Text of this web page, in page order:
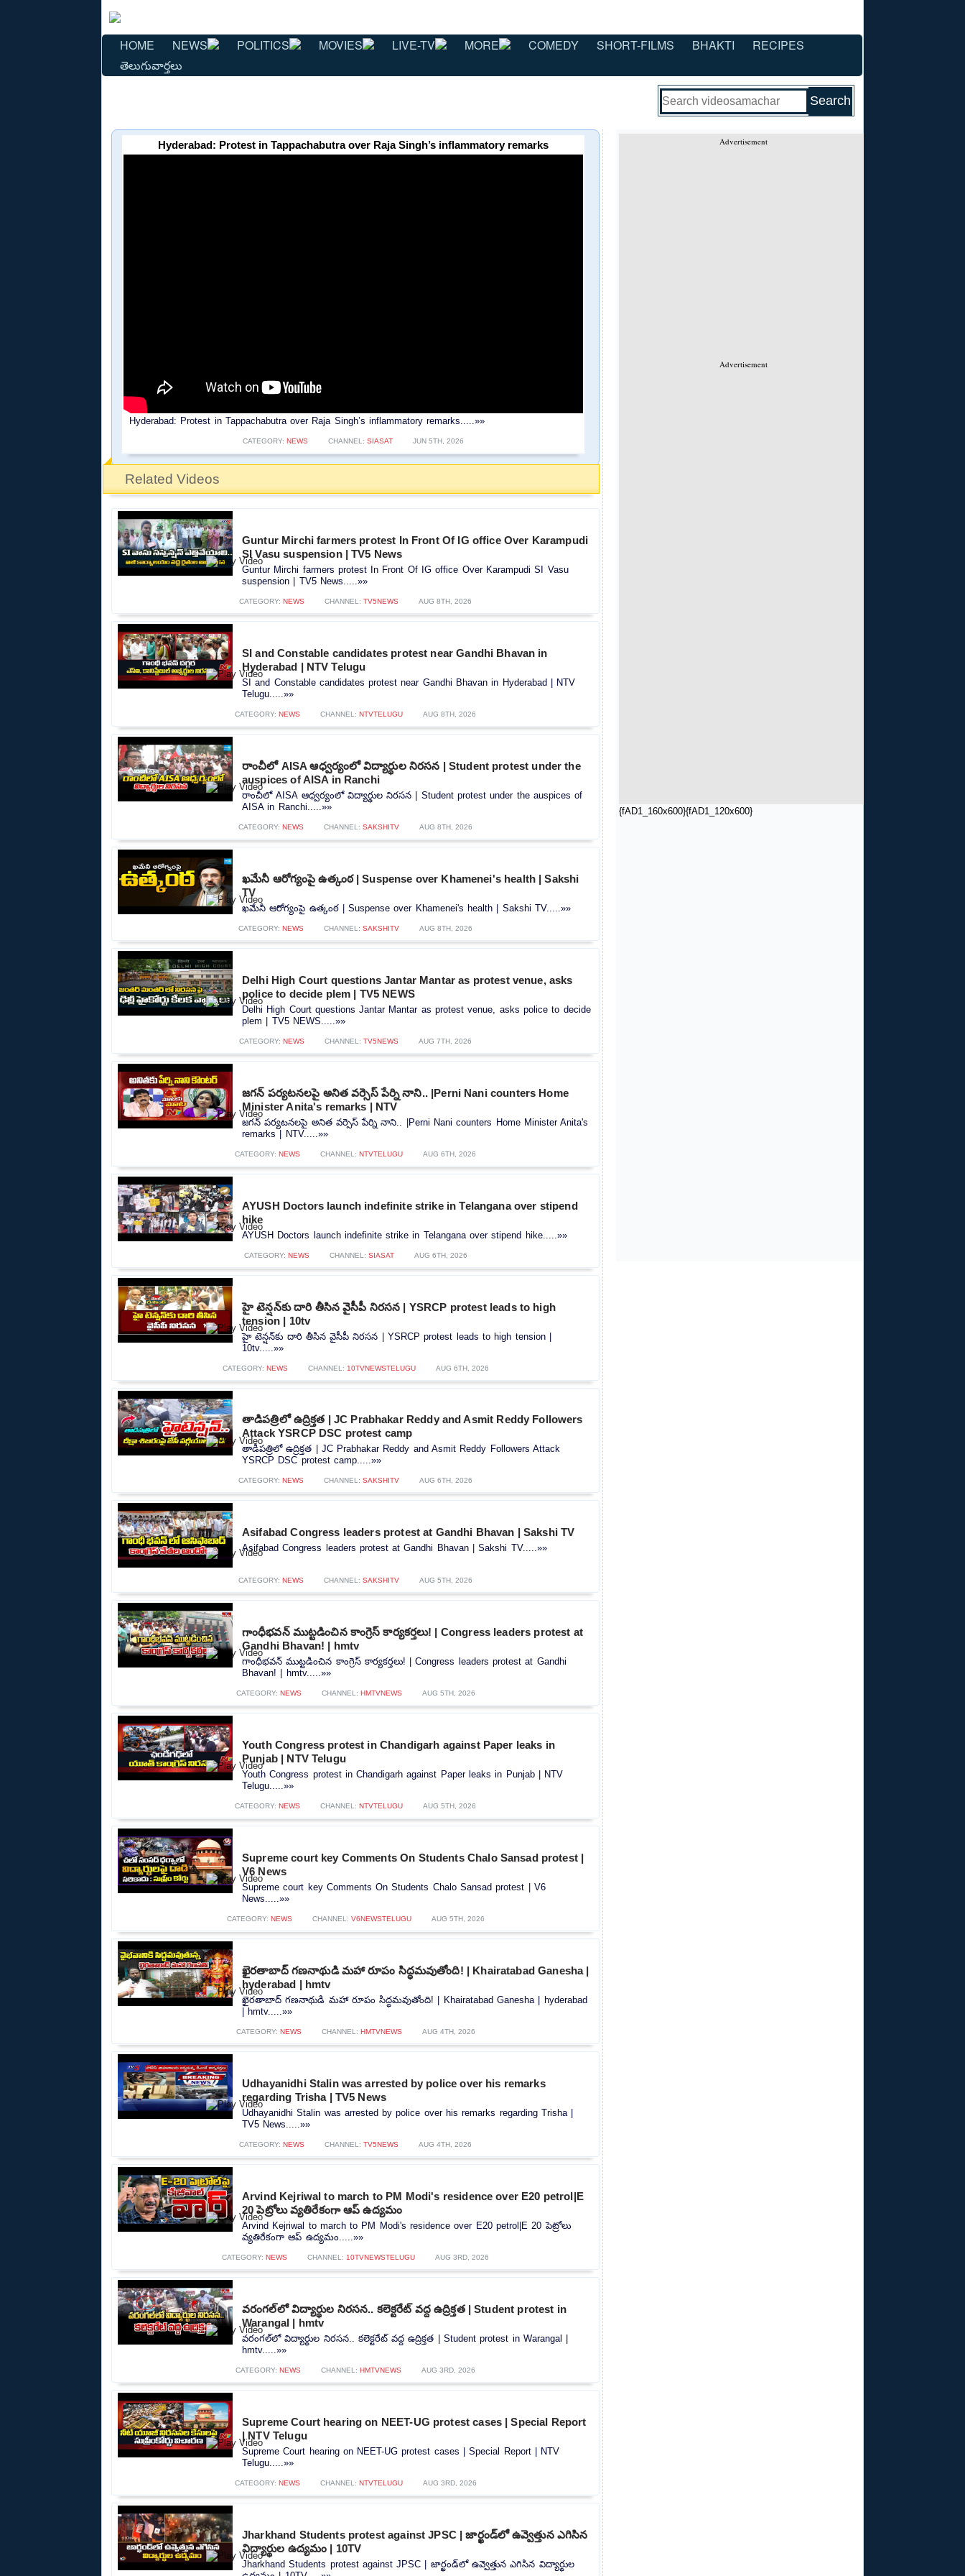
HOME NEWS POLITICS MOVIES LIVE-TV MORE COMEDY SHORT-FILMS BHAKTI
RECIPES
తెలుగువార్తలు
Advertisement
Advertisement
{fAD1_160x600}{fAD1_120x600}
Hyderabad: Protest in Tappachabutra over Raja Singh’s inflammatory remarks
Hyderabad: Protest in Tappachabutra over Raja Singh’s inflammatory remarks.....»»
CATEGORY: NEWS CHANNEL: SIASAT JUN 5TH, 2026
Related Videos
Guntur Mirchi farmers protest In Front Of IG office Over Karampudi
SI Vasu suspension | TV5 News
Guntur Mirchi farmers protest In Front Of IG office Over Karampudi SI Vasu
suspension | TV5 News.....»»
CATEGORY: NEWS CHANNEL: TV5NEWS AUG 8TH, 2026
SI and Constable candidates protest near Gandhi Bhavan in
Hyderabad | NTV Telugu
SI and Constable candidates protest near Gandhi Bhavan in Hyderabad | NTV
Telugu.....»»
CATEGORY: NEWS CHANNEL: NTVTELUGU AUG 8TH, 2026
రాంచీలో AISA ఆధ్వర్యంలో విద్యార్థుల నిరసన | Student protest under the
auspices of AISA in Ranchi
రాంచీలో AISA ఆధ్వర్యంలో విద్యార్థుల నిరసన | Student protest under the auspices of
AISA in Ranchi.....»»
CATEGORY: NEWS CHANNEL: SAKSHITV AUG 8TH, 2026
ఖమేనీ ఆరోగ్యంపై ఉత్కంఠ | Suspense over Khamenei's health | Sakshi
TV
ఖమేనీ ఆరోగ్యంపై ఉత్కంఠ | Suspense over Khamenei's health | Sakshi TV.....»»
CATEGORY: NEWS CHANNEL: SAKSHITV AUG 8TH, 2026
Delhi High Court questions Jantar Mantar as protest venue, asks
police to decide plem | TV5 NEWS
Delhi High Court questions Jantar Mantar as protest venue, asks police to decide
plem | TV5 NEWS.....»»
CATEGORY: NEWS CHANNEL: TV5NEWS AUG 7TH, 2026
జగన్ పర్యటనలపై అనిత వర్సెస్ పేర్ని నాని.. |Perni Nani counters Home
Minister Anita's remarks | NTV
జగన్ పర్యటనలపై అనిత వర్సెస్ పేర్ని నాని.. |Perni Nani counters Home Minister Anita's
remarks | NTV.....»»
CATEGORY: NEWS CHANNEL: NTVTELUGU AUG 6TH, 2026
AYUSH Doctors launch indefinite strike in Telangana over stipend
hike
AYUSH Doctors launch indefinite strike in Telangana over stipend hike.....»»
CATEGORY: NEWS CHANNEL: SIASAT AUG 6TH, 2026
హై టెన్షన్‌కు దారి తీసిన వైసీపీ నిరసన | YSRCP protest leads to high
tension | 10tv
హై టెన్షన్‌కు దారి తీసిన వైసీపీ నిరసన | YSRCP protest leads to high tension |
10tv.....»»
CATEGORY: NEWS CHANNEL: 10TVNEWSTELUGU AUG 6TH, 2026
తాడిపత్రిలో ఉద్రిక్తత | JC Prabhakar Reddy and Asmit Reddy Followers
Attack YSRCP DSC protest camp
తాడిపత్రిలో ఉద్రిక్తత | JC Prabhakar Reddy and Asmit Reddy Followers Attack
YSRCP DSC protest camp.....»»
CATEGORY: NEWS CHANNEL: SAKSHITV AUG 6TH, 2026
Asifabad Congress leaders protest at Gandhi Bhavan | Sakshi TV
Asifabad Congress leaders protest at Gandhi Bhavan | Sakshi TV.....»»
CATEGORY: NEWS CHANNEL: SAKSHITV AUG 5TH, 2026
గాంధీభవన్ ముట్టడించిన కాంగ్రెస్ కార్యకర్తలు! | Congress leaders protest at
Gandhi Bhavan! | hmtv
గాంధీభవన్ ముట్టడించిన కాంగ్రెస్ కార్యకర్తలు! | Congress leaders protest at Gandhi
Bhavan! | hmtv.....»»
CATEGORY: NEWS CHANNEL: HMTVNEWS AUG 5TH, 2026
Youth Congress protest in Chandigarh against Paper leaks in
Punjab | NTV Telugu
Youth Congress protest in Chandigarh against Paper leaks in Punjab | NTV
Telugu.....»»
CATEGORY: NEWS CHANNEL: NTVTELUGU AUG 5TH, 2026
Supreme court key Comments On Students Chalo Sansad protest |
V6 News
Supreme court key Comments On Students Chalo Sansad protest | V6
News.....»»
CATEGORY: NEWS CHANNEL: V6NEWSTELUGU AUG 5TH, 2026
ఖైరతాబాద్ గణనాథుడి మహా రూపం సిద్ధమవుతోంది! | Khairatabad Ganesha |
hyderabad | hmtv
ఖైరతాబాద్ గణనాథుడి మహా రూపం సిద్ధమవుతోంది! | Khairatabad Ganesha | hyderabad
| hmtv.....»»
CATEGORY: NEWS CHANNEL: HMTVNEWS AUG 4TH, 2026
Udhayanidhi Stalin was arrested by police over his remarks
regarding Trisha | TV5 News
Udhayanidhi Stalin was arrested by police over his remarks regarding Trisha |
TV5 News.....»»
CATEGORY: NEWS CHANNEL: TV5NEWS AUG 4TH, 2026
Arvind Kejriwal to march to PM Modi's residence over E20 petrol|E
20 పెట్రోలు వ్యతిరేకంగా ఆప్ ఉద్యమం
Arvind Kejriwal to march to PM Modi's residence over E20 petrol|E 20 పెట్రోలు
వ్యతిరేకంగా ఆప్ ఉద్యమం.....»»
CATEGORY: NEWS CHANNEL: 10TVNEWSTELUGU AUG 3RD, 2026
వరంగల్‌లో విద్యార్థుల నిరసన.. కలెక్టరేట్ వద్ద ఉద్రిక్తత | Student protest in
Warangal | hmtv
వరంగల్‌లో విద్యార్థుల నిరసన.. కలెక్టరేట్ వద్ద ఉద్రిక్తత | Student protest in Warangal |
hmtv.....»»
CATEGORY: NEWS CHANNEL: HMTVNEWS AUG 3RD, 2026
Supreme Court hearing on NEET-UG protest cases | Special Report
| NTV Telugu
Supreme Court hearing on NEET-UG protest cases | Special Report | NTV
Telugu.....»»
CATEGORY: NEWS CHANNEL: NTVTELUGU AUG 3RD, 2026
Jharkhand Students protest against JPSC | జార్ఖండ్‌లో ఉవ్వెత్తున ఎగిసిన
విద్యార్థుల ఉద్యమం | 10TV
Jharkhand Students protest against JPSC | జార్ఖండ్‌లో ఉవ్వెత్తున ఎగిసిన విద్యార్థుల